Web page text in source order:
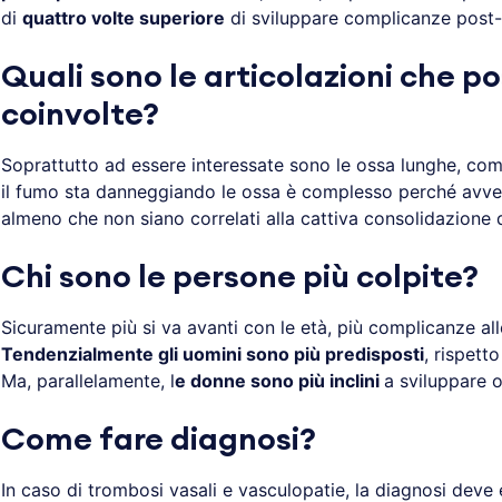
di quattro volte superiore di sviluppare complicanze
Quali sono le articolazioni che
coinvolte?
Soprattutto ad essere interessate sono le ossa lunghe,
il fumo sta danneggiando le ossa è complesso perché
almeno che non siano correlati alla cattiva consolidazione
Chi sono le persone più colpite?
Sicuramente più si va avanti con le età, più complicanze
Tendenzialmente gli uomini sono più predisposti,
Ma, parallelamente, le donne sono più inclini a sviluppare
Come fare diagnosi?
In caso di trombosi vasali e vasculopatie, la diagnosi